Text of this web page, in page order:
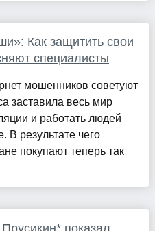
Как защитить свои
специалисты
мошенников советуют
заставила весь мир
и работать людей
В результате чего
покупают теперь так
показал